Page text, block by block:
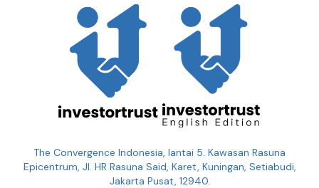
The Convergence Indonesia, lantai 5. Kawasan Rasuna
Epicentrum, Jl. HR Rasuna Said, Karet, Kuningan, Setiabudi,
Jakarta Pusat, 12940.